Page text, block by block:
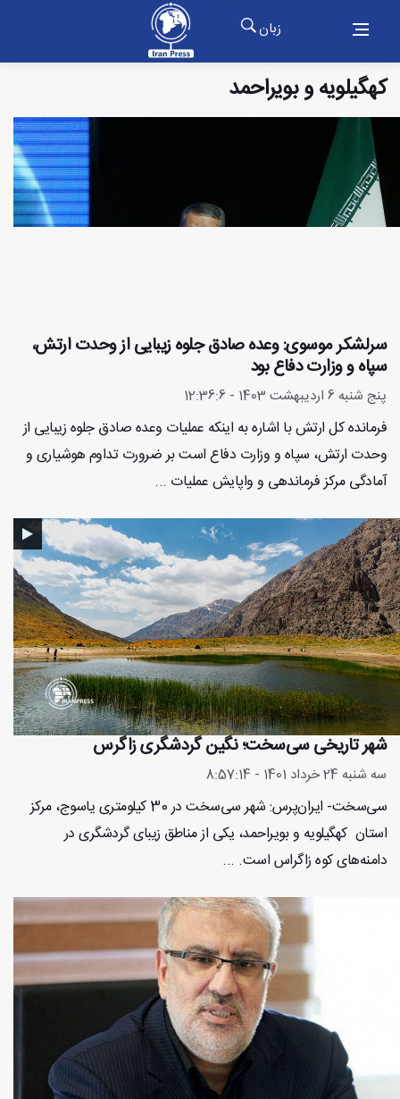
زبان
کهگیلویه و بویراحمد
سرلشکر موسوی: وعده صادق جلوه زیبایی از وحدت ارتش،
سپاه و وزارت دفاع بود
پنج شنبه 6 اردیبهشت 1403 - 12:36:6
فرمانده کل ارتش با اشاره به اینکه عملیات وعده صادق جلوه زیبایی از
وحدت ارتش، سپاه و وزارت دفاع است بر ضرورت تداوم هوشیاری و
آمادگی مرکز فرماندهی و واپایش عملیات ...
شهر تاریخی سی‌سخت؛ نگین گردشگری زاگرس
سه شنبه 24 خرداد 1401 - 8:57:14
سی‌سخت- ایران‌پرس: شهر سی‌سخت در 30 کیلومتری یاسوج، مرکز
استان کهگیلویه و بویراحمد، یکی از مناطق زیبای گردشگری در
دامنه‌های کوه زاگراس است. ...